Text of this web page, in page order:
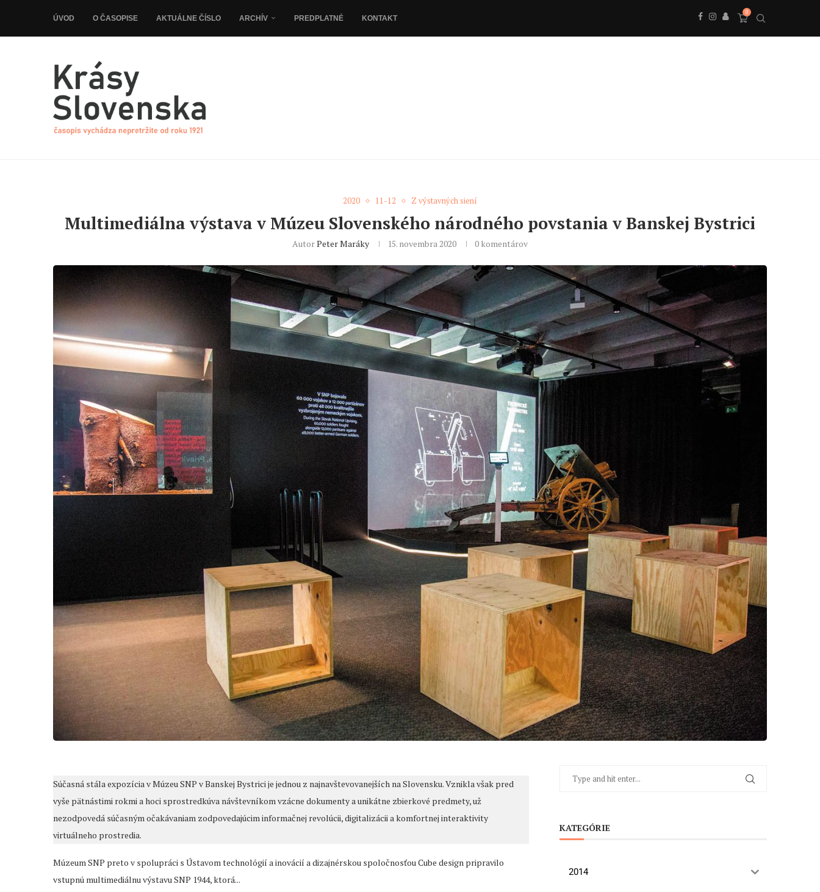
ÚVOD O ČASOPISE AKTUÁLNE ČÍSLO ARCHÍV PREDPLATNÉ KONTAKT
0
2020 11-12 Z výstavných siení
Multimediálna výstava v Múzeu Slovenského národného povstania v Banskej Bystrici
AutorPeter Maráky 15. novembra 2020 0 komentárov
Súčasná stála expozícia v Múzeu SNP v Banskej Bystrici je jednou z najnavštevovanejších na Slovensku. Vznikla však pred
vyše pätnástimi rokmi a hoci sprostredkúva návštevníkom vzácne dokumenty a unikátne zbierkové predmety, už
nezodpovedá súčasným očakávaniam zodpovedajúcim informačnej revolúcii, digitalizácii a komfortnej interaktivity
virtuálneho prostredia.
Múzeum SNP preto v spolupráci s Ústavom technológií a inovácií a dizajnérskou spoločnosťou Cube design pripravilo
vstupnú multimediálnu výstavu SNP 1944, ktorá...
KATEGÓRIE
2014